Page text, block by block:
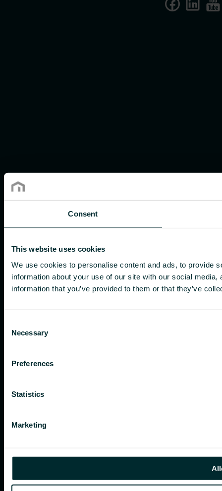
Consent
This website uses cookies
We use cookies to personalise content and ads, to provide
information about your use of our site with our social
information that you’ve provided to them or that they’ve
Selection
Necessary
Preferences
Statistics
Marketing